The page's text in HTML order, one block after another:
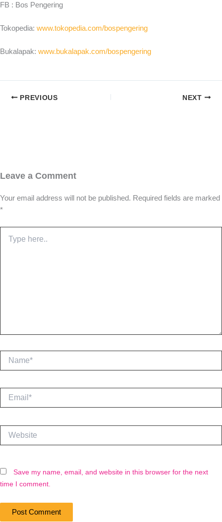
FB : Bos Pengering
Tokopedia: www.tokopedia.com/bospengering
Bukalapak: www.bukalapak.com/bospengering
PREVIOUS NEXT
Leave a Comment
Your email address will not be published. Required fields are marked
*
here..
Email*
Save my name, email, and website in this browser for the next
time I comment.